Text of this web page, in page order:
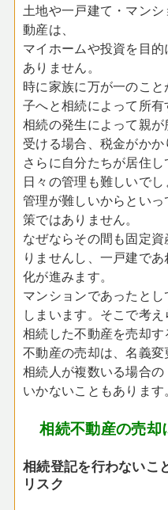
土地や一戸建て・マン
動産は、
マイホームや投資を目
ありません。
時に家族に万が一のこ
子へと相続によって所有
相続の発生によって親
受ける場合、税金がかか
さらに自分たちが居住し
日々の管理も難しいでし
管理が難しいからとい
策ではありません。
なぜならその間も固定
りませんし、一戸建で
化が進みます。
マンションであったと
しまいます。そこで考え
相続した不動産を売却
不動産の売却は、名義変
相続人が複数いる場合
いかないこともあります。
相続不動産の売
相続登記を行わないこ
リスク